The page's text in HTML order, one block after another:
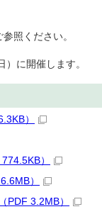
照ください。
に開催します。
）
）
）
PDF 3.2MB）